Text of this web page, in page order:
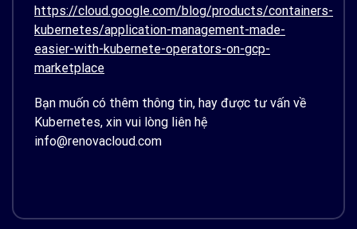
https://cloud.google.com/blog/products/containers-
kubernetes/application-management-made-
easier-with-kubernete-operators-on-gcp-
marketplace
Bạn muốn có thêm thông tin, hay được tư vấn về
Kubernetes, xin vui lòng liên hệ
info@renovacloud.com